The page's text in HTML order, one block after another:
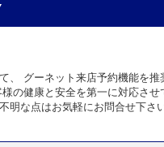
、 グーネット来店予約機能を推
の健康と安全を第一に対応さ
明な点はお気軽にお問合せ下さい